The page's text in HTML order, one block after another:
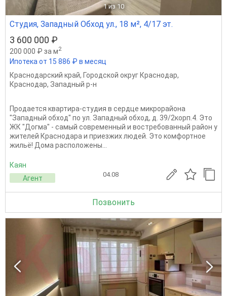
1 из 10
Студия, Западный Обход ул., 18 м², 4/17 эт.
3 600 000 ₽
200 000 ₽ за м2
Ипотека от 15 886 ₽ в месяц
Краснодарский край, Городской округ Краснодар,
Краснодар, Западный р-н
Продается квартира-студия в сердце микрорайона
"Западный обход" по ул. Западный обход, д. 39/2корп.4. Это
ЖК "Догма" - самый современный и востребованный район у
жителей Краснодара и приезжих людей. Это комфортное
жильё! Дома расположены...
Каян
Агент
04.08
Позвонить